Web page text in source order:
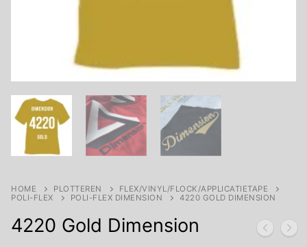
HOME PLOTTEREN
FLEX/VINYL/FLOCK/APPLICATIETAPE
POLI-FLEX
POLI-FLEX DIMENSION 4220 GOLD DIMENSION
4220 Gold Dimension